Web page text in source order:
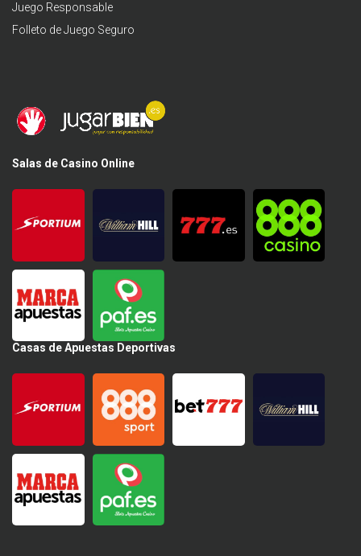
Juego Responsable
Folleto de Juego Seguro
Salas de Casino Online
Casas de Apuestas Deportivas